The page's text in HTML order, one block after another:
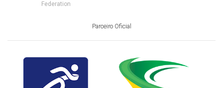
Federation
Parceiro Oficial